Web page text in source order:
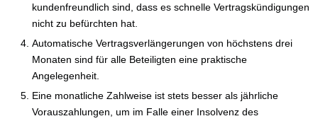
kundenfreundlich sind, dass es schnelle Vertragskündigungen
nicht zu befürchten hat.
Automatische Vertragsverlängerungen von höchstens drei
Monaten sind für alle Beteiligten eine praktische
Angelegenheit.
Eine monatliche Zahlweise ist stets besser als jährliche
Vorauszahlungen, um im Falle einer Insolvenz des